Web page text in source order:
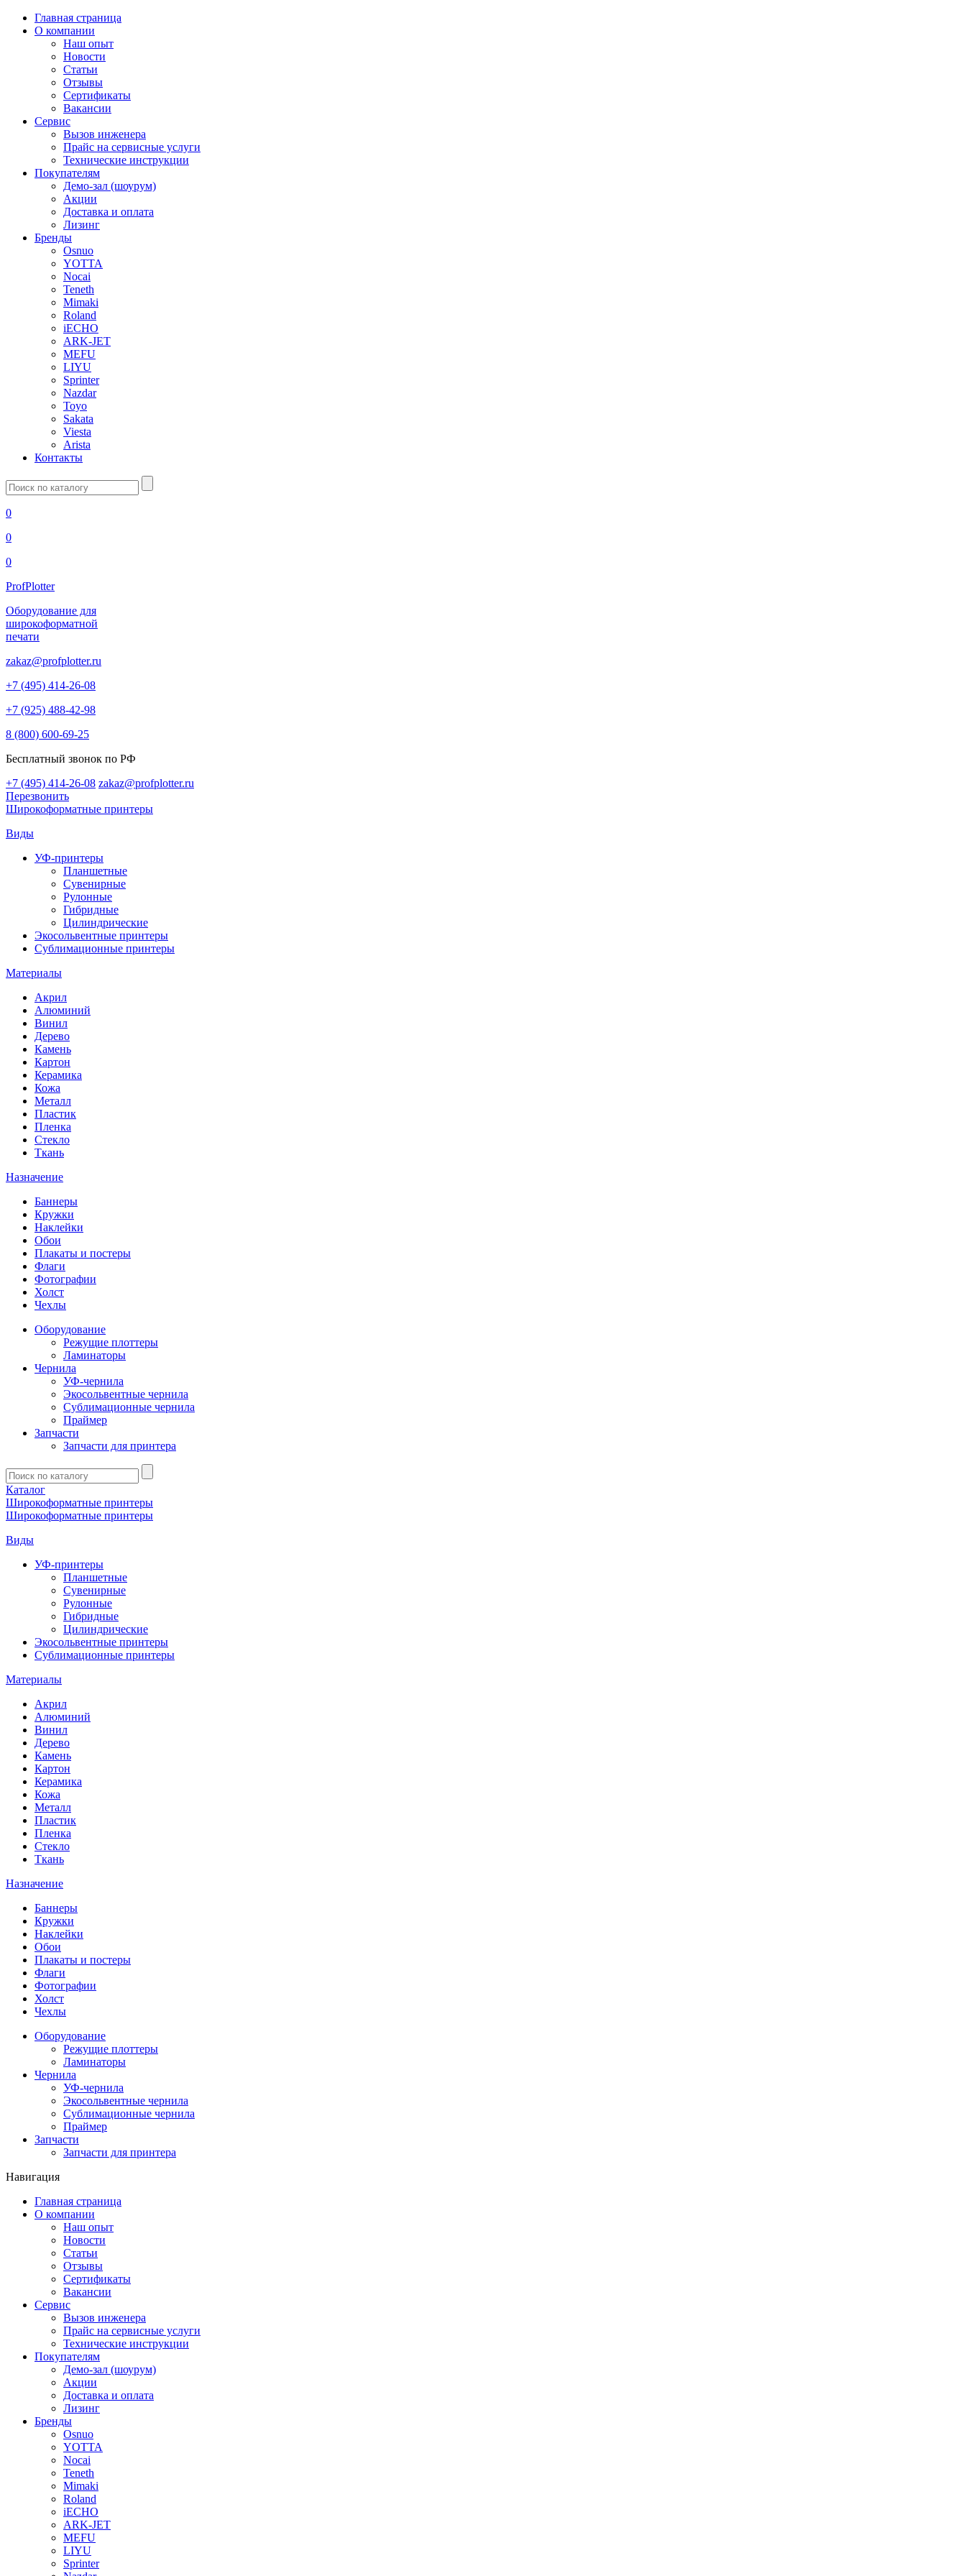
Главная страница
О компании
Наш опыт
Новости
Статьи
Отзывы
Сертификаты
Вакансии
Сервис
Вызов инженера
Прайс на сервисные услуги
Технические инструкции
Покупателям
Демо-зал (шоурум)
Акции
Доставка и оплата
Лизинг
Бренды
Osnuo
YOTTA
Nocai
Teneth
Mimaki
Roland
iECHO
ARK-JET
MEFU
LIYU
Sprinter
Nazdar
Toyo
Sakata
Viesta
Arista
Контакты
Введите
запрос
0
0
0
ProfPlotter
Оборудование для
широкоформатной
печати
zakaz@profplotter.ru
+7 (495) 414-26-08
+7 (925) 488-42-98
8 (800) 600-69-25
Бесплатный звонок по РФ
+7 (495) 414-26-08 zakaz@profplotter.ru
Перезвонить
Широкоформатные принтеры
Виды
УФ-принтеры
Планшетные
Сувенирные
Рулонные
Гибридные
Цилиндрические
Экосольвентные принтеры
Сублимационные принтеры
Материалы
Акрил
Алюминий
Винил
Дерево
Камень
Картон
Керамика
Кожа
Металл
Пластик
Пленка
Стекло
Ткань
Назначение
Баннеры
Кружки
Наклейки
Обои
Плакаты и постеры
Флаги
Фотографии
Холст
Чехлы
Оборудование
Режущие плоттеры
Ламинаторы
Чернила
УФ-чернила
Экосольвентные чернила
Сублимационные чернила
Праймер
Запчасти
Запчасти для принтера
Введите
запрос
Каталог
Широкоформатные принтеры
Широкоформатные принтеры
Виды
УФ-принтеры
Планшетные
Сувенирные
Рулонные
Гибридные
Цилиндрические
Экосольвентные принтеры
Сублимационные принтеры
Материалы
Акрил
Алюминий
Винил
Дерево
Камень
Картон
Керамика
Кожа
Металл
Пластик
Пленка
Стекло
Ткань
Назначение
Баннеры
Кружки
Наклейки
Обои
Плакаты и постеры
Флаги
Фотографии
Холст
Чехлы
Оборудование
Режущие плоттеры
Ламинаторы
Чернила
УФ-чернила
Экосольвентные чернила
Сублимационные чернила
Праймер
Запчасти
Запчасти для принтера
Навигация
Главная страница
О компании
Наш опыт
Новости
Статьи
Отзывы
Сертификаты
Вакансии
Сервис
Вызов инженера
Прайс на сервисные услуги
Технические инструкции
Покупателям
Демо-зал (шоурум)
Акции
Доставка и оплата
Лизинг
Бренды
Osnuo
YOTTA
Nocai
Teneth
Mimaki
Roland
iECHO
ARK-JET
MEFU
LIYU
Sprinter